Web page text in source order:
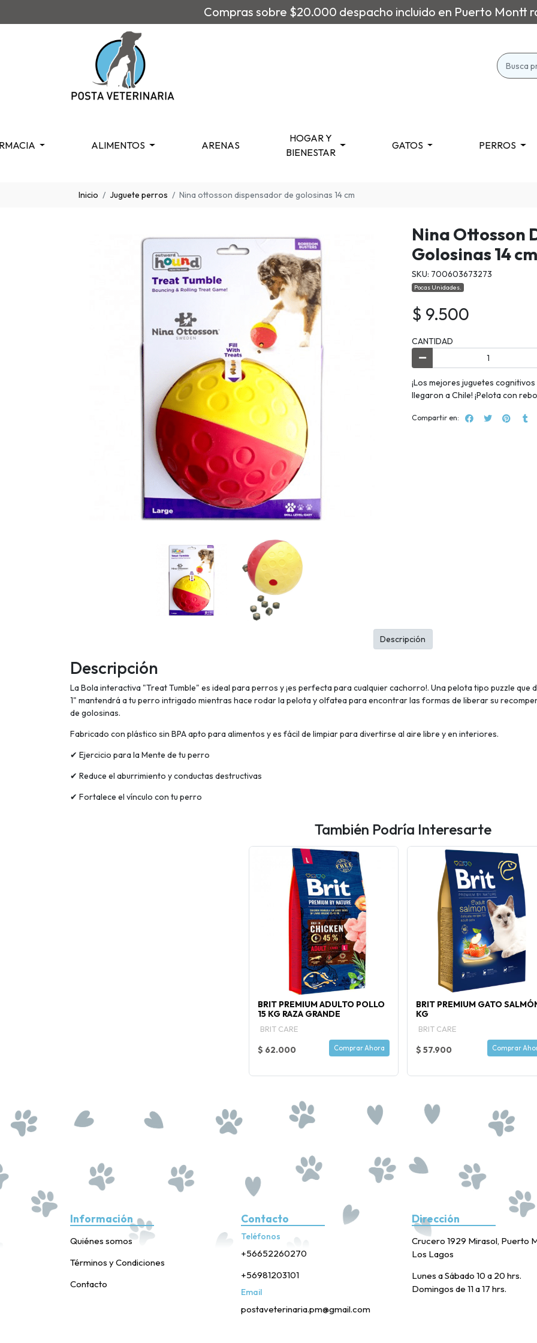
Compras sobre $20.000 despacho incluido en Puerto Montt
ALIMENTOS ARENAS
HOGAR Y
BIENESTAR
GATOS PERROS
Inicio Juguete perros Nina ottosson dispensador de golosinas 14 cm
Nina Ottosson
Golosinas 14 cm
SKU: 700603673273
Pocas Unidades.
$ 9.500
CANTIDAD
¡Los mejores juguetes
llegaron a Chile! ¡Pelota con
Compartir en:
Descripción
La Bola interactiva "Treat Tumble" es ideal para perros y ¡es perfecta para cualquier cachorro!. Una pelota tipo puzzle que
1" mantendrá a tu perro intrigado mientras hace rodar la pelota y olfatea para encontrar las formas de liberar su
de golosinas.
Fabricado con plástico sin BPA apto para alimentos y es fácil de limpiar para divertirse al aire libre y en interiores.
✔ Ejercicio para la Mente de tu perro
✔ Reduce el aburrimiento y conductas destructivas
✔ Fortalece el vínculo con tu perro
Descripción
También Podría Interesarte
BRIT PREMIUM ADULTO POLLO
15 KG RAZA GRANDE
BRIT CARE
$ 62.000 Comprar Ahora
BRIT PREMIUM GATO
KG
BRIT CARE
$ 57.900 Comprar
Información
Quiénes somos
Términos y Condiciones
Contacto
Contacto
Teléfonos
+56652260270
+56981203101
Email
postaveterinaria.pm@gmail.com
Dirección
Crucero 1929 Mirasol, Puerto
Los Lagos
Lunes a Sábado 10 a 20 hrs.
Domingos de 11 a 17 hrs.